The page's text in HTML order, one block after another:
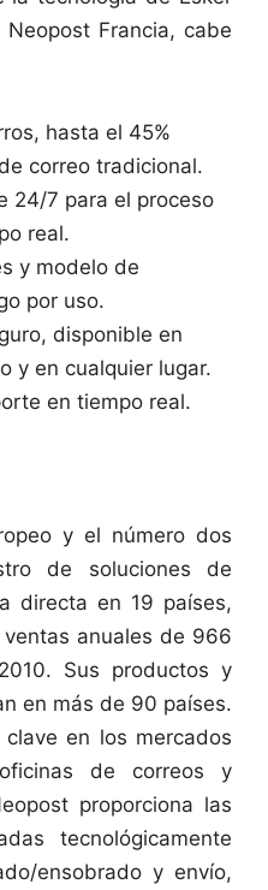
Francia, cabe
hasta el 45%
correo tradicional.
24/7 para el proceso
real.
y modelo de
por uso.
disponible en
y en cualquier lugar.
en tiempo real.
y el número dos
de soluciones de
directa en 19 países,
anuales de 966
Sus productos y
en más de 90 países.
en los mercados
de correos y
proporciona las
tecnológicamente
ensobrado y envío,